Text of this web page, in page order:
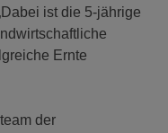
ist die 5-jährige
Ernte
der